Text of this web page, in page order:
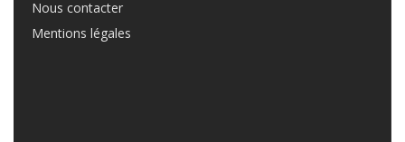
Nous contacter
Mentions légales